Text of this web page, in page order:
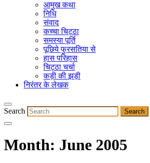
आमुख कथा
निधि
संवाद
कच्चा चिट्ठा
समस्या पूर्ति
पूछिये फुरसतिया से
हास परिहास
चिट्ठा चर्चा
कड़ी की झड़ी
निरंतर के लेखक
Search
Month: June 2005